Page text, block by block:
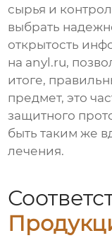
сырья и
выбрать
открытость
на anyl.ru,
итоге,
предмет, это
защитного
быть таким же
лечения.